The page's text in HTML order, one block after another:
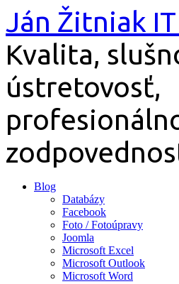
Preskočiť
na
obsah
Ján Žitniak
Kvalita,
ústretovosť,
Blog
Databázy
Facebook
Foto / Fotoúpravy
Joomla
Microsoft Excel
Microsoft Outlook
Microsoft Word